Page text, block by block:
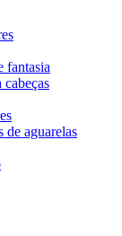
fantasia
cabeças
de aguarelas